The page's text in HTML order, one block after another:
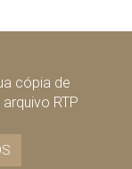
cópia de
RTP